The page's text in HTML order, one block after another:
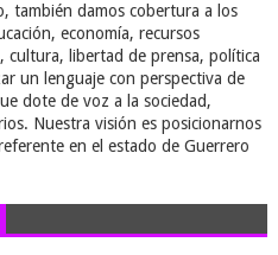
también damos cobertura a los
economía, recursos
cultura, libertad de prensa, política
un lenguaje con perspectiva de
dote de voz a la sociedad,
Nuestra visión es posicionarnos
en el estado de Guerrero